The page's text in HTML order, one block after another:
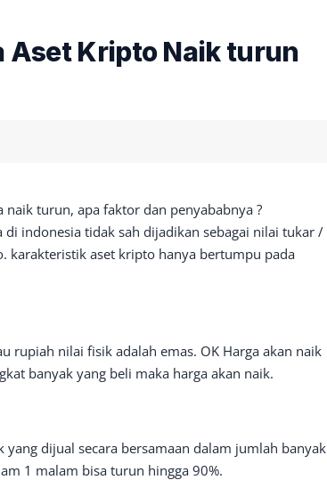
Aset Kripto Naik turun
turun, apa faktor dan penyababnya ?
indonesia tidak sah dijadikan sebagai nilai tukar /
karakteristik aset kripto hanya bertumpu pada
rupiah nilai fisik adalah emas. OK Harga akan naik
banyak yang beli maka harga akan naik.
dijual secara bersamaan dalam jumlah banyak
1 malam bisa turun hingga 90%.